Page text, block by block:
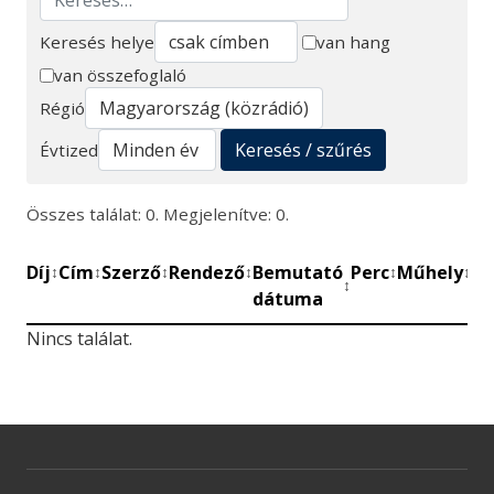
Keresés
Keresés helye
van hang
van összefoglaló
Régió
Évtized
Keresés / szűrés
Összes találat: 0. Megjelenítve: 0.
Díj↕Cím↕Szerző↕Rendező↕Bemutató
dátuma
↕
Perc↕Műhely↕
Nincs találat.